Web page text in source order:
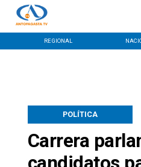
REGIONAL
Carrera
POLÍTICA